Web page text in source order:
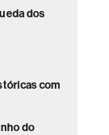
dos
com
do